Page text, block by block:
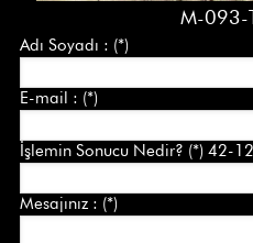
M-093-
Adı Soyadı : (*)
E-mail : (*)
İşlemin Sonucu Nedir? (*) 42-
Mesajınız : (*)